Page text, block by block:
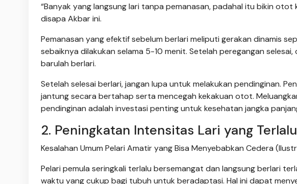
“Banyak yang langsung lari tanpa pemanasan, padahal itu bikin
disapa Akbar ini.
Pemanasan yang efektif sebelum berlari meliputi gerakan dinamis
sebaiknya dilakukan selama 5-10 menit. Setelah peregangan
barulah berlari.
Setelah selesai berlari, jangan lupa untuk melakukan pendinginan.
jantung secara bertahap serta mencegah kekakuan otot.
pendinginan adalah investasi penting untuk kesehatan jangka
2. Peningkatan Intensitas Lari yang
Kesalahan Umum Pelari Amatir yang Bisa Menyebabkan Cedera
Pelari pemula seringkali terlalu bersemangat dan langsung berlari
waktu yang cukup bagi tubuh untuk beradaptasi. Hal ini dapat